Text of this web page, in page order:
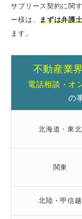
サブリース契約に関
ー様は、まずは弁護
ます。
不動産業
電話相談・オ
の
北海道・東北
関東
北陸・甲信越